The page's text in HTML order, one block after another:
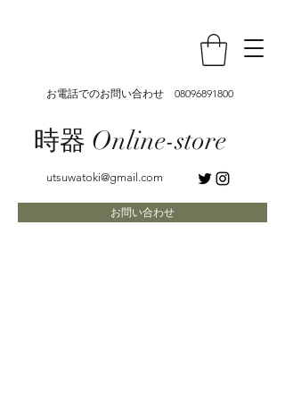
お電話でのお問い合わせ 08096891800
時器 Online-store
utsuwatoki@gmail.com
お問い合わせ